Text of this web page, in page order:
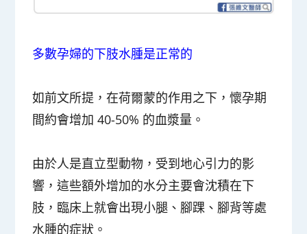
多數孕婦的下肢水腫是正常的
如前文所提，在荷爾蒙的作用之下，懷孕期
間約會增加 40-50% 的血漿量。
由於人是直立型動物，受到地心引力的影
響，這些額外增加的水分主要會沈積在下
肢，臨床上就會出現小腿、腳踝、腳背等處
水腫的症狀。